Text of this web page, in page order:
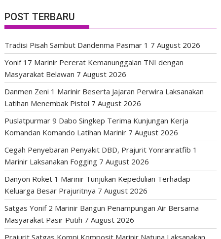
POST TERBARU
Tradisi Pisah Sambut Dandenma Pasmar 1 7 August 2026
Yonif 17 Marinir Pererat Kemanunggalan TNI dengan
Masyarakat Belawan 7 August 2026
Danmen Zeni 1 Marinir Beserta Jajaran Perwira Laksanakan
Latihan Menembak Pistol 7 August 2026
Puslatpurmar 9 Dabo Singkep Terima Kunjungan Kerja
Komandan Komando Latihan Marinir 7 August 2026
Cegah Penyebaran Penyakit DBD, Prajurit Yonranratfib 1
Marinir Laksanakan Fogging 7 August 2026
Danyon Roket 1 Marinir Tunjukan Kepedulian Terhadap
Keluarga Besar Prajuritnya 7 August 2026
Satgas Yonif 2 Marinir Bangun Penampungan Air Bersama
Masyarakat Pasir Putih 7 August 2026
Prajurit Satgas Kompi Komposit Marinir Natuna Laksanakan